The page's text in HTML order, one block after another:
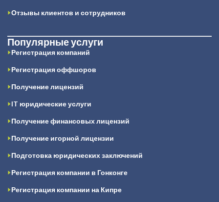
Отзывы клиентов и сотрудников
Популярные услуги
Регистрация компаний
Регистрация оффшоров
Получение лицензий
IT юридические услуги
Получение финансовых лицензий
Получение игорной лицензии
Подготовка юридических заключений
Регистрация компании в Гонконге
Регистрация компании на Кипре